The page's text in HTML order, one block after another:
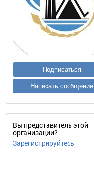
Подписаться
Написать сообщение
Вы представитель этой
организации?
Зарегистрируйтесь